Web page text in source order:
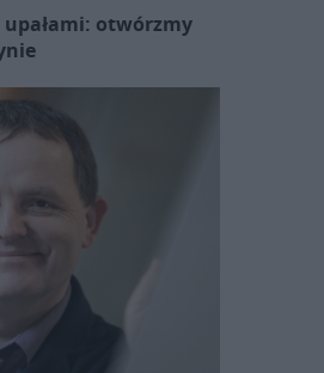
upałami: otwórzmy